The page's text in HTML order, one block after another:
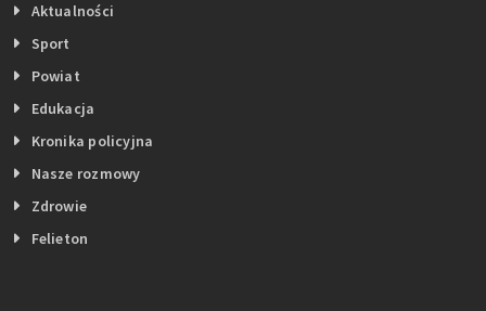
Aktualności
Sport
Powiat
Edukacja
Kronika policyjna
Nasze rozmowy
Zdrowie
Felieton